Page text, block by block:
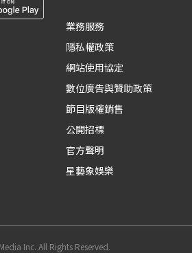
業務服務
隱私權政策
網站使用協定
數位廣告與贊助政策
節目版權銷售
公開招標
官方聲明
星藝象娛樂
Inc. All Rights Reserved.